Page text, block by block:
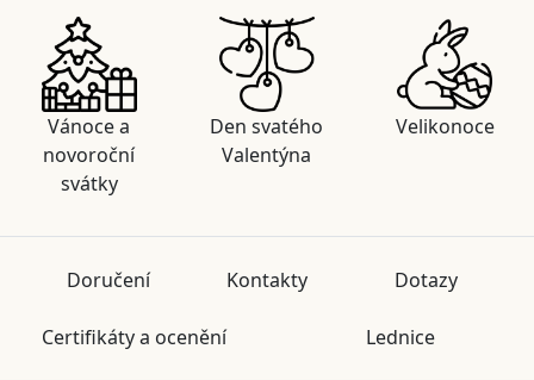
Vánoce a
novoroční
svátky
Den svatého
Valentýna
Velikonoce
Doručení Kontakty Dotazy
Certifikáty a ocenění Lednice